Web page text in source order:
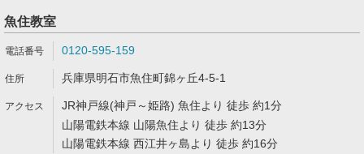
魚住教室
0120-595-159
兵庫県明石市魚住町錦ヶ丘4-5-1
JR神戸線(神戸～姫路) 魚住より 徒歩 約1分
山陽電鉄本線 山陽魚住より 徒歩 約13分
山陽電鉄本線 西江井ヶ島より 徒歩 約16分